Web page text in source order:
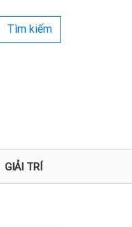
Tìm kiếm
GIẢI TRÍ